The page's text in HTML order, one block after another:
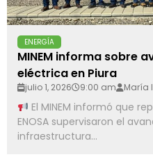
ENERGÍA
MINEM informa sobre
eléctrica en Piura
julio 1, 2026 9:00 am María
El MINEM informó que
ENOSA supervisaron el
infraestructura...